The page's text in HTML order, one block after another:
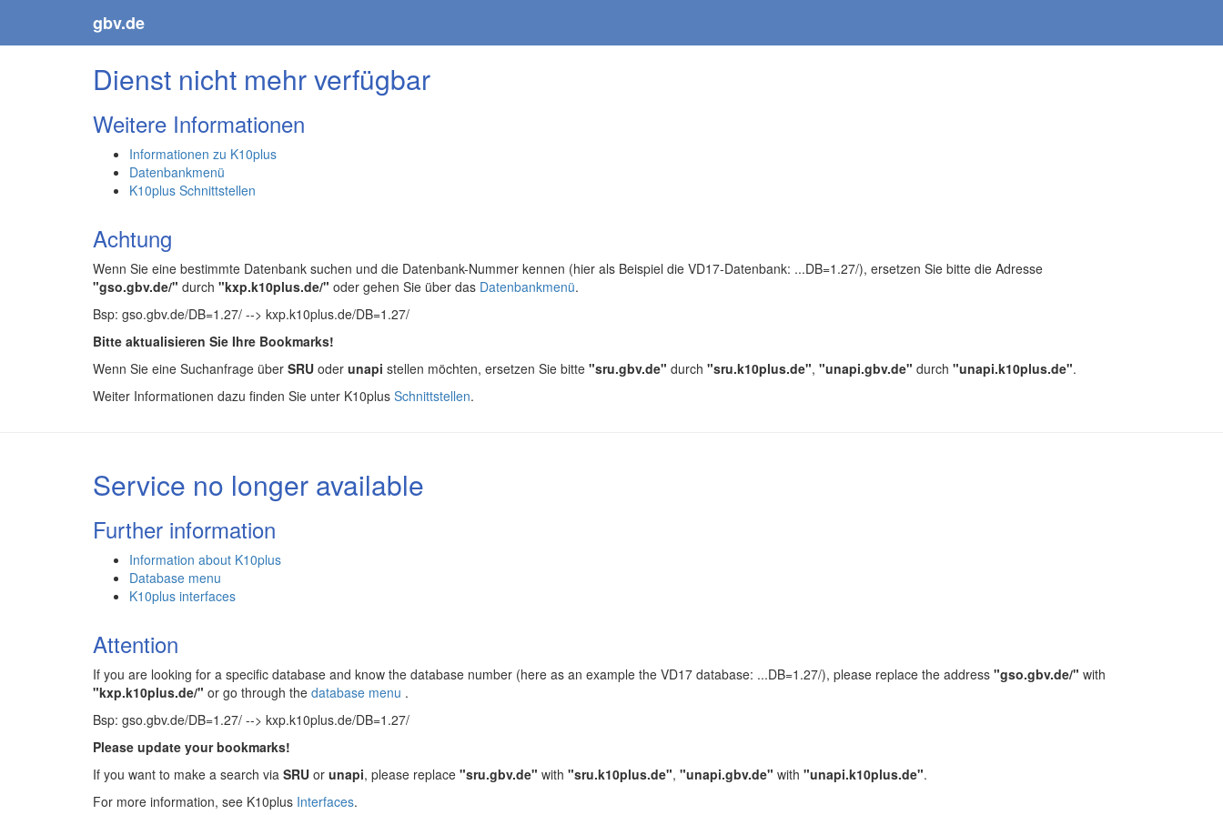
gbv.de
Dienst nicht mehr verfügbar
Weitere Informationen
Informationen zu K10plus
Datenbankmenü
K10plus Schnittstellen
Achtung
Wenn Sie eine bestimmte Datenbank suchen und die Datenbank-Nummer kennen (hier als Beispiel die VD17-Datenbank: ...DB=1.27/), ersetzen Sie bitte die Adresse
"gso.gbv.de/" durch "kxp.k10plus.de/" oder gehen Sie über das Datenbankmenü.
Bsp: gso.gbv.de/DB=1.27/ --> kxp.k10plus.de/DB=1.27/
Bitte aktualisieren Sie Ihre Bookmarks!
Wenn Sie eine Suchanfrage über SRU oder unapi stellen möchten, ersetzen Sie bitte "sru.gbv.de" durch "sru.k10plus.de", "unapi.gbv.de" durch "unapi.k10plus.de".
Weiter Informationen dazu finden Sie unter K10plus Schnittstellen.
Service no longer available
Further information
Information about K10plus
Database menu
K10plus interfaces
Attention
If you are looking for a specific database and know the database number (here as an example the VD17 database: ...DB=1.27/), please replace the address "gso.gbv.de/" with
"kxp.k10plus.de/" or go through the database menu .
Bsp: gso.gbv.de/DB=1.27/ --> kxp.k10plus.de/DB=1.27/
Please update your bookmarks!
If you want to make a search via SRU or unapi, please replace "sru.gbv.de" with "sru.k10plus.de", "unapi.gbv.de" with "unapi.k10plus.de".
For more information, see K10plus Interfaces.